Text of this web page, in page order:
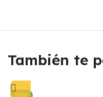
También te
NEW